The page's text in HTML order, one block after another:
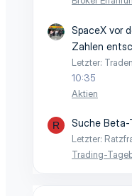
SpaceX vor
Zahlen
Letzter:
10:35
Aktien
R Suche Beta-
Letzter:
Trading-